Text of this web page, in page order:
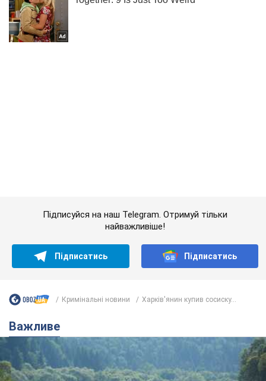
Значні штрафи і спеціальні полігони: як
проблему джипінгу вирішують за кордоном
Україні не завадить взяти приклад із країн Європи
8.08.2026 05:10 2,5 т.